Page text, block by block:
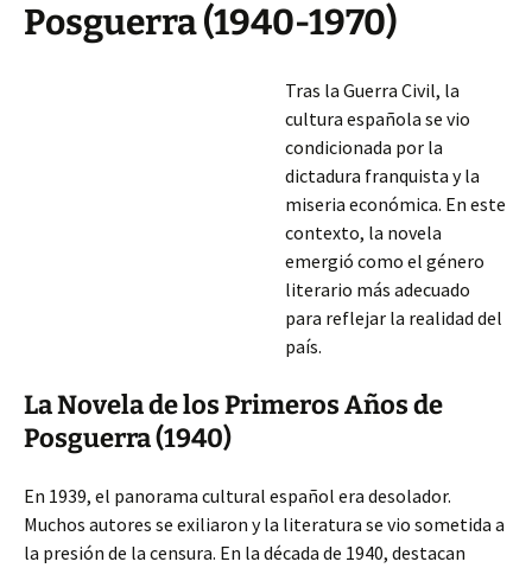
Posguerra (1940-1970)
Tras la Guerra Civil, la
cultura española se vio
condicionada por la
dictadura franquista y la
miseria económica. En este
contexto, la novela
emergió como el género
literario más adecuado
para reflejar la realidad del
país.
La Novela de los Primeros Años de
Posguerra (1940)
En 1939, el panorama cultural español era desolador.
Muchos autores se exiliaron y la literatura se vio sometida a
la presión de la censura. En la década de 1940, destacan